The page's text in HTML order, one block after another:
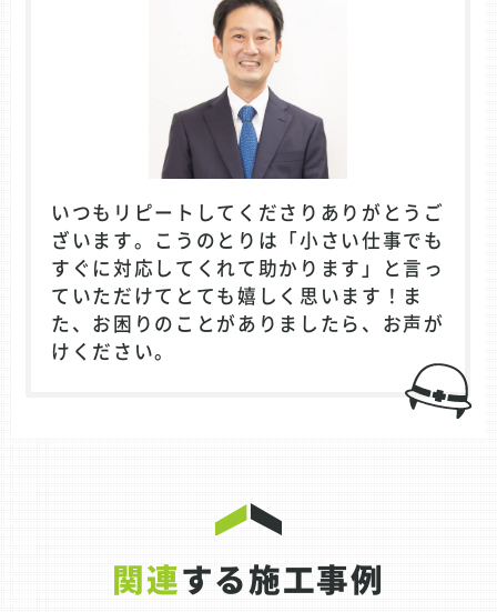
いつもリピートしてくださりありがとうご
ざいます。こうのとりは「小さい仕事でも
すぐに対応してくれて助かります」と言っ
ていただけてとても嬉しく思います！ま
た、お困りのことがありましたら、お声が
けください。
関連する施工事例